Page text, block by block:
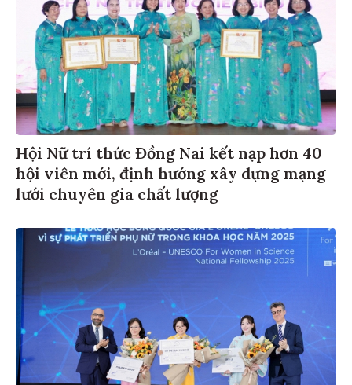
Hội Nữ trí thức Đồng Nai kết nạp hơn 40
hội viên mới, định hướng xây dựng mạng
lưới chuyên gia chất lượng